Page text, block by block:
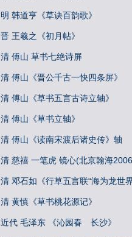
明 韩道亨《草诀百韵歌》
晋 王羲之《初月帖》
清 傅山 草书七绝诗屏
清 傅山《晋公千古一快四条屏》
清 傅山《草书五言古诗立轴》
清 傅山《草书立轴》
清 傅山《读南宋渡后诸史传》轴
清 慈禧 一笔虎 镜心(北京翰海
清 邓石如《行草五言联“海为龙世
清 黄慎《草书桃花源记》
近代 毛泽东 《沁园春 长沙》